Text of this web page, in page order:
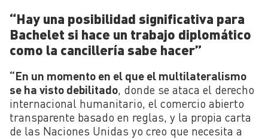
“Hay una posibilidad significativa para
Bachelet si hace un trabajo diplomático
como la cancillería sabe hacer”
“En un momento en el que el multilateralismo
se ha visto debilitado, donde se ataca el derecho
internacional humanitario, el comercio abierto
transparente basado en reglas, y la propia carta
de las Naciones Unidas yo creo que necesita a